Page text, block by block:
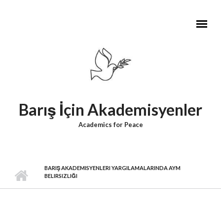
Barış İçin Akademisyenler
Academics for Peace
BARIŞ AKADEMISYENLERI YARGILAMALARINDA AYM
BELIRSIZLIĞI